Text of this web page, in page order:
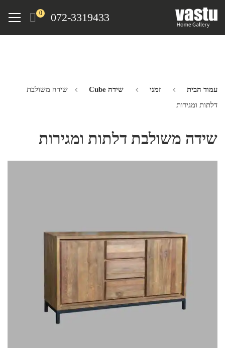
072-3319433
0
Menu
עמוד הבית זמני שידה Cube
שידה משולבת
דלתות ומגירות
שידה משולבת דלתות ומגירות